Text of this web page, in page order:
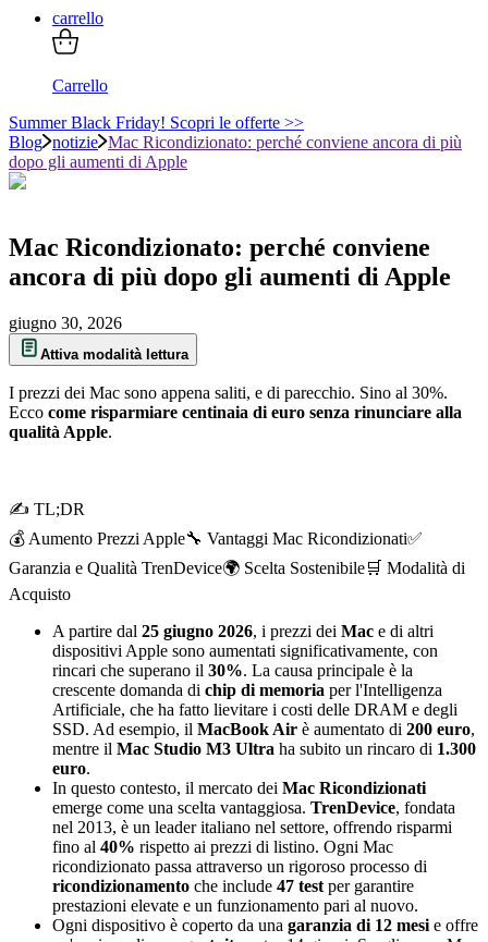
carrello
Carrello
Summer Black Friday! Scopri le offerte >>
Blog notizie Mac Ricondizionato: perché conviene ancora di più
dopo gli aumenti di Apple
Mac Ricondizionato: perché conviene
ancora di più dopo gli aumenti di Apple
giugno 30, 2026
Attiva modalità lettura
I prezzi dei Mac sono appena saliti, e di parecchio. Sino al 30%.
Ecco come risparmiare centinaia di euro senza rinunciare alla
qualità Apple.
✍ TL;DR
💰 Aumento Prezzi Apple🔧 Vantaggi Mac Ricondizionati✅
Garanzia e Qualità TrenDevice🌍 Scelta Sostenibile🛒 Modalità di
Acquisto
A partire dal 25 giugno 2026, i prezzi dei Mac e di altri
dispositivi Apple sono aumentati significativamente, con
rincari che superano il 30%. La causa principale è la
crescente domanda di chip di memoria per l'Intelligenza
Artificiale, che ha fatto lievitare i costi delle DRAM e degli
SSD. Ad esempio, il MacBook Air è aumentato di 200 euro,
mentre il Mac Studio M3 Ultra ha subito un rincaro di 1.300
euro.
In questo contesto, il mercato dei Mac Ricondizionati
emerge come una scelta vantaggiosa. TrenDevice, fondata
nel 2013, è un leader italiano nel settore, offrendo risparmi
fino al 40% rispetto ai prezzi di listino. Ogni Mac
ricondizionato passa attraverso un rigoroso processo di
ricondizionamento che include 47 test per garantire
prestazioni elevate e un funzionamento pari al nuovo.
Ogni dispositivo è coperto da una garanzia di 12 mesi e offre